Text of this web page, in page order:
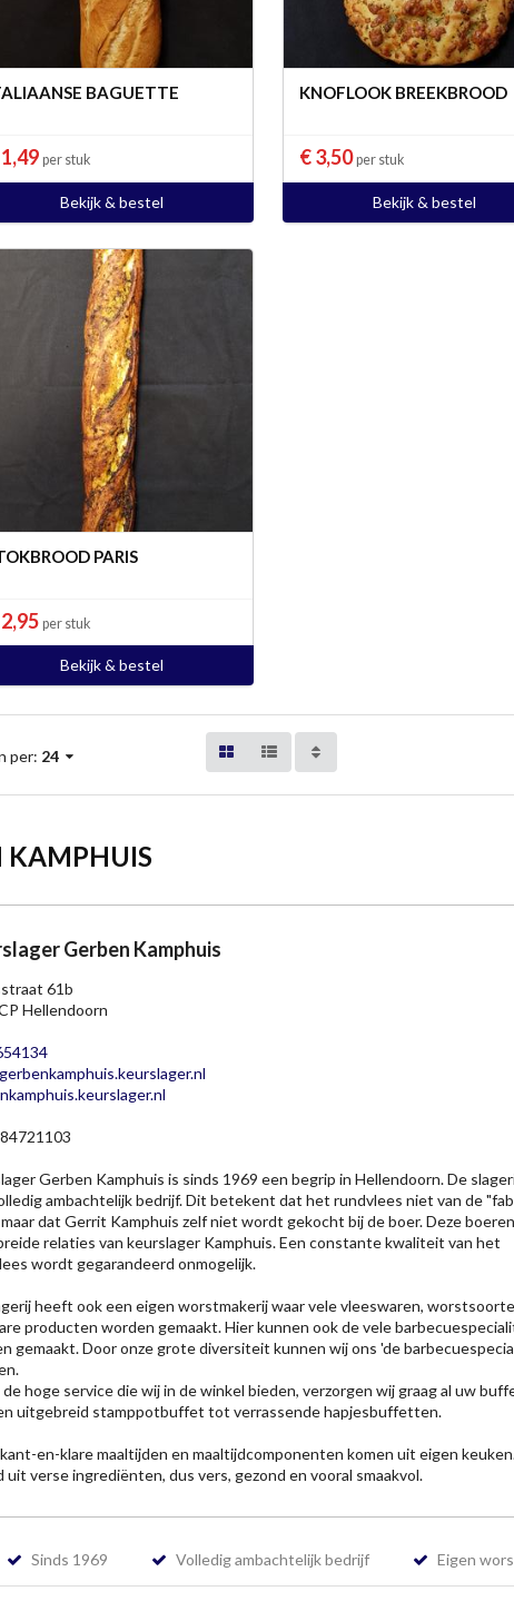
BAGUETTE
per stuk
Bekijk & bestel
KNOFLOOK BREEKBROOD
€ 3,50per stuk
Bekijk & bestel
PARIS
per stuk
Bekijk & bestel
per: 24
KAMPHUIS
Gerben Kamphuis
61b
Hellendoorn
Gerben Kamphuis is sinds 1969 een begrip in Hellendoorn. De
ambachtelijk bedrijf. Dit betekent dat het rundvlees niet van de
dat Gerrit Kamphuis zelf niet wordt gekocht bij de boer. Deze
relaties van keurslager Kamphuis. Een constante kwaliteit van het
wordt gegarandeerd onmogelijk.
heeft ook een eigen worstmakerij waar vele vleeswaren,
producten worden gemaakt. Hier kunnen ook de vele
gemaakt. Door onze grote diversiteit kunnen wij ons 'de
hoge service die wij in de winkel bieden, verzorgen wij graag al uw
uitgebreid stamppotbuffet tot verrassende hapjesbuffetten.
en-klare maaltijden en maaltijdcomponenten komen uit eigen
uit verse ingrediënten, dus vers, gezond en vooral smaakvol.
Sinds 1969 Volledig ambachtelijk bedrijf Eigen